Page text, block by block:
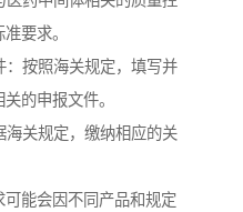
要求。
：按照海关规定，填写并
的申报文件。
海关规定，缴纳相应的关
能会因不同产品和规定